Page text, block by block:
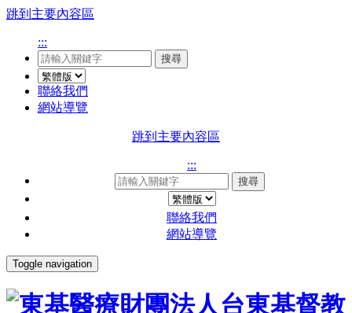
跳到主要內容區
:::
搜尋
聯絡我們
網站導覽
跳到主要內容區
:::
搜尋
聯絡我們
網站導覽
Toggle navigation